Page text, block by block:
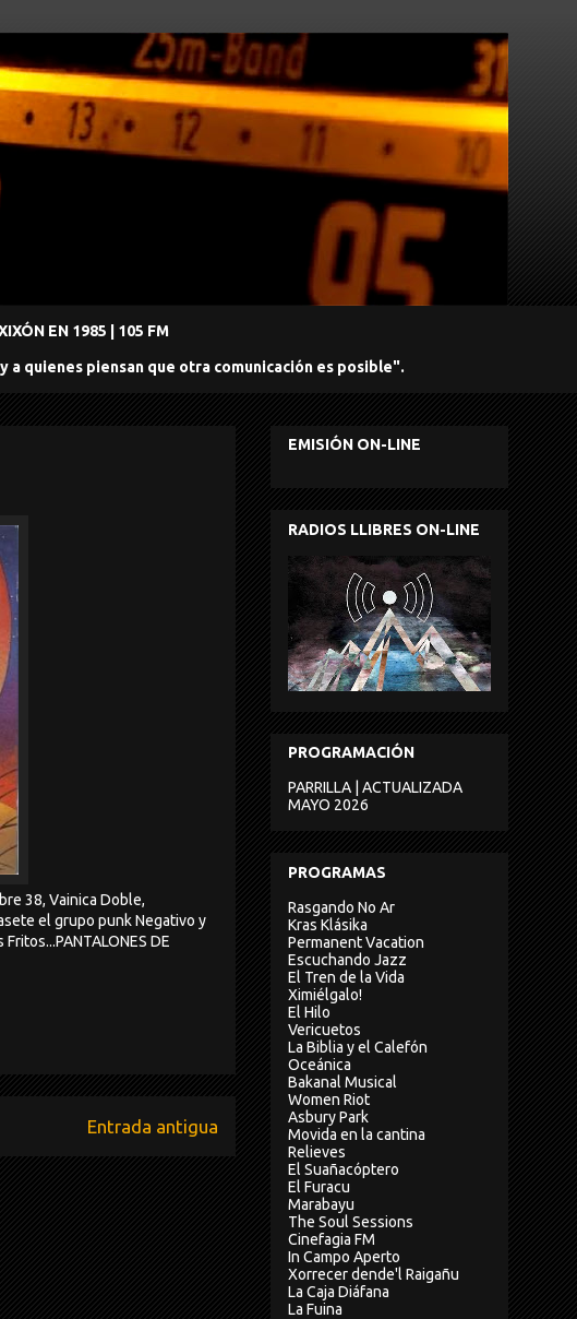
EN 1985 | 105 FM
quienes piensan que otra comunicación es posible".
38, Vainica Doble,
el grupo punk Negativo y
DE
Entrada antigua
EMISIÓN ON-LINE
RADIOS LLIBRES ON-LINE
PROGRAMACIÓN
PARRILLA | ACTUALIZADA
MAYO 2026
PROGRAMAS
Rasgando No Ar
Kras Klásika
Permanent Vacation
Escuchando Jazz
El Tren de la Vida
Ximiélgalo!
El Hilo
Vericuetos
La Biblia y el Calefón
Oceánica
Bakanal Musical
Women Riot
Asbury Park
Movida en la cantina
Relieves
El Suañacóptero
El Furacu
Marabayu
The Soul Sessions
Cinefagia FM
In Campo Aperto
Xorrecer dende'l Raigañu
La Caja Diáfana
La Fuina